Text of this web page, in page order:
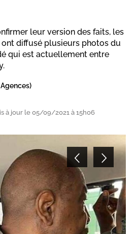
leur version des faits, les
diffusé plusieurs photos du
qui est actuellement entre
à jour le 05/09/2021 à 15h06